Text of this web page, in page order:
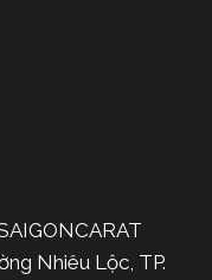
Nhiêu Lộc, TP.